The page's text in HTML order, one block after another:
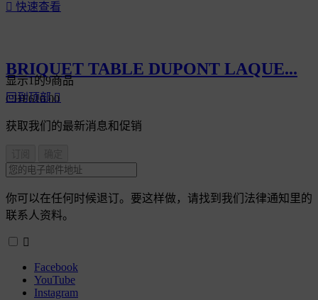
 快速查看
BRIQUET TABLE DUPONT LAQUE...
CHF610.00
显示1的9商品
回到顶部
获取我们的最新消息和促销
你可以在任何时候退订。要这样做，请找到我们法律通知里的
联系人资料。

Facebook
YouTube
Instagram